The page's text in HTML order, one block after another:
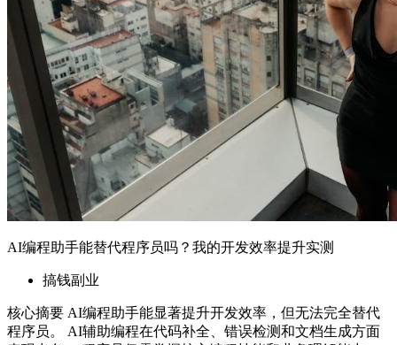
表现出色。 程序员仍需掌握核心编程技能和业务理解能力。
一、引言 近年来，AI编程助手的发展引发了广泛关注，许多
开发者开始使用这类工具来提升工作效率。有人认为AI最终
会取代程序员，而另有人认为AI只...
2026年6月2日
合作
资源置换
广告位置换
友情链接
在线指导
社群交流
关于